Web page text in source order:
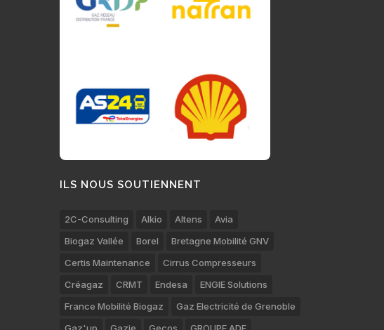
ILS NOUS SOUTIENNENT
2C-Consulting Alkio Altens
Avia
Biogaz Vallée
Borel
Bretagne Mobilité GNV
Certis Maintenance
Cirrus Compresseurs
Créagaz
CRMT Endesa
ENGIE Solutions
France Mobilité Biogaz
Gaz Electricité de Grenoble
Gaz'up
Gazie Gecos GROUPE ADF